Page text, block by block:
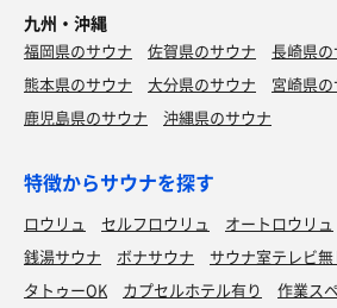
九州・沖縄
福岡県のサウナ 佐賀県のサウナ
長崎県
熊本県のサウナ
大分県のサウナ
宮崎県
鹿児島県のサウナ
沖縄県のサウナ
特徴からサウナを探す
ロウリュ セルフロウリュ オートロウリュ
銭湯サウナ
ボナサウナ サウナ室テレビ無
タトゥーOK
カプセルホテル有り
作業ス